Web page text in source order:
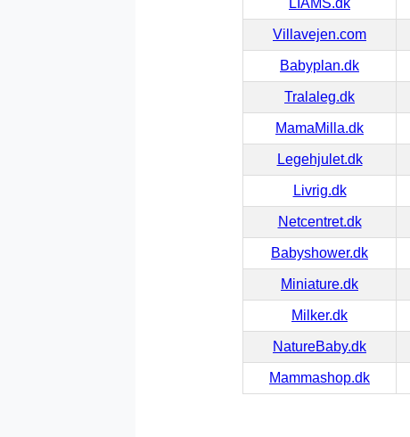
Villavejen.com
Babyplan.dk
Tralaleg.dk
MamaMilla.dk
Legehjulet.dk
Livrig.dk
Netcentret.dk
Babyshower.dk
Miniature.dk
Milker.dk
NatureBaby.dk
Mammashop.dk